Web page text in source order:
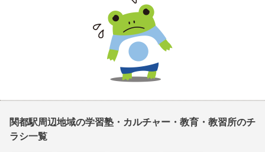
関都駅周辺地域の学習塾・カルチャー・教育・教習所のチ
ラシ一覧